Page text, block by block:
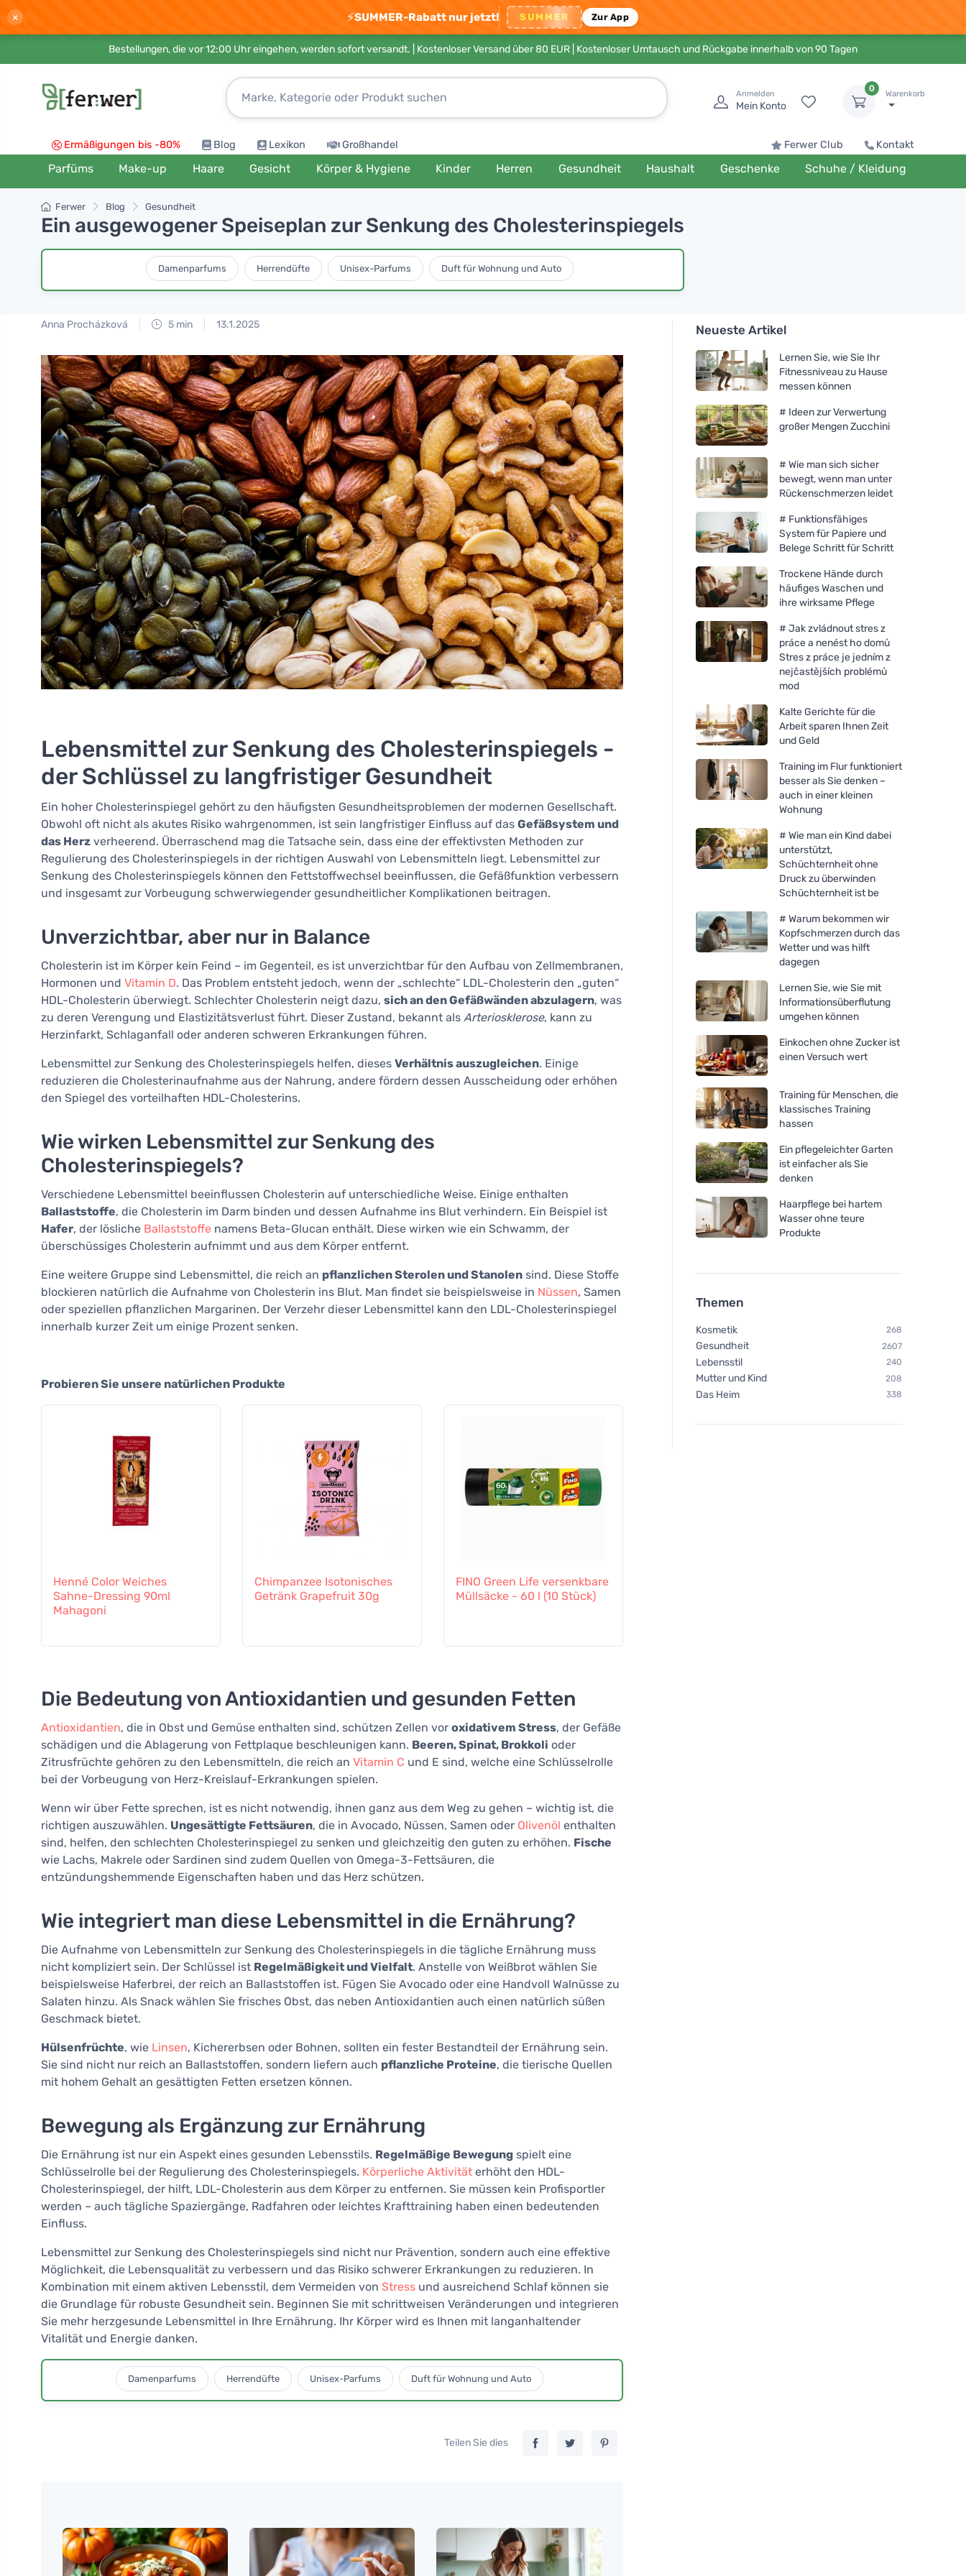
× ⚡SUMMER-Rabatt nur jetzt! SUMMER Zur App
Bestellungen, die vor 12:00 Uhr eingehen, werden sofort versandt. | Kostenloser Versand über 80 EUR | Kostenloser Umtausch und Rückgabe innerhalb von 90 Tagen
Anmelden
Mein Konto
0
Warenkorb
Ermäßigungen bis -80% Blog Lexikon Großhandel Ferwer Club Kontakt
Parfüms Make-up Haare Gesicht Körper & Hygiene Kinder Herren Gesundheit Haushalt Geschenke Schuhe / Kleidung
Ferwer Blog Gesundheit
Ein ausgewogener Speiseplan zur Senkung des Cholesterinspiegels
Damenparfums Herrendüfte Unisex-Parfums Duft für Wohnung und Auto
Anna Procházková 5 min 13.1.2025
Lebensmittel zur Senkung des Cholesterinspiegels -
der Schlüssel zu langfristiger Gesundheit
Ein hoher Cholesterinspiegel gehört zu den häufigsten Gesundheitsproblemen der modernen Gesellschaft.
Obwohl oft nicht als akutes Risiko wahrgenommen, ist sein langfristiger Einfluss auf das Gefäßsystem und
das Herz verheerend. Überraschend mag die Tatsache sein, dass eine der effektivsten Methoden zur
Regulierung des Cholesterinspiegels in der richtigen Auswahl von Lebensmitteln liegt. Lebensmittel zur
Senkung des Cholesterinspiegels können den Fettstoffwechsel beeinflussen, die Gefäßfunktion verbessern
und insgesamt zur Vorbeugung schwerwiegender gesundheitlicher Komplikationen beitragen.
Unverzichtbar, aber nur in Balance
Cholesterin ist im Körper kein Feind – im Gegenteil, es ist unverzichtbar für den Aufbau von Zellmembranen,
Hormonen und Vitamin D. Das Problem entsteht jedoch, wenn der „schlechte“ LDL-Cholesterin den „guten“
HDL-Cholesterin überwiegt. Schlechter Cholesterin neigt dazu, sich an den Gefäßwänden abzulagern, was
zu deren Verengung und Elastizitätsverlust führt. Dieser Zustand, bekannt als Arteriosklerose, kann zu
Herzinfarkt, Schlaganfall oder anderen schweren Erkrankungen führen.
Lebensmittel zur Senkung des Cholesterinspiegels helfen, dieses Verhältnis auszugleichen. Einige
reduzieren die Cholesterinaufnahme aus der Nahrung, andere fördern dessen Ausscheidung oder erhöhen
den Spiegel des vorteilhaften HDL-Cholesterins.
Wie wirken Lebensmittel zur Senkung des
Cholesterinspiegels?
Verschiedene Lebensmittel beeinflussen Cholesterin auf unterschiedliche Weise. Einige enthalten
Ballaststoffe, die Cholesterin im Darm binden und dessen Aufnahme ins Blut verhindern. Ein Beispiel ist
Hafer, der lösliche Ballaststoffe namens Beta-Glucan enthält. Diese wirken wie ein Schwamm, der
überschüssiges Cholesterin aufnimmt und aus dem Körper entfernt.
Eine weitere Gruppe sind Lebensmittel, die reich an pflanzlichen Sterolen und Stanolen sind. Diese Stoffe
blockieren natürlich die Aufnahme von Cholesterin ins Blut. Man findet sie beispielsweise in Nüssen, Samen
oder speziellen pflanzlichen Margarinen. Der Verzehr dieser Lebensmittel kann den LDL-Cholesterinspiegel
innerhalb kurzer Zeit um einige Prozent senken.
Probieren Sie unsere natürlichen Produkte
Henné Color Weiches
Sahne-Dressing 90ml
Mahagoni
Chimpanzee Isotonisches
Getränk Grapefruit 30g
FINO Green Life versenkbare
Müllsäcke - 60 l (10 Stück)
Die Bedeutung von Antioxidantien und gesunden Fetten
Antioxidantien, die in Obst und Gemüse enthalten sind, schützen Zellen vor oxidativem Stress, der Gefäße
schädigen und die Ablagerung von Fettplaque beschleunigen kann. Beeren, Spinat, Brokkoli oder
Zitrusfrüchte gehören zu den Lebensmitteln, die reich an Vitamin C und E sind, welche eine Schlüsselrolle
bei der Vorbeugung von Herz-Kreislauf-Erkrankungen spielen.
Wenn wir über Fette sprechen, ist es nicht notwendig, ihnen ganz aus dem Weg zu gehen – wichtig ist, die
richtigen auszuwählen. Ungesättigte Fettsäuren, die in Avocado, Nüssen, Samen oder Olivenöl enthalten
sind, helfen, den schlechten Cholesterinspiegel zu senken und gleichzeitig den guten zu erhöhen. Fische
wie Lachs, Makrele oder Sardinen sind zudem Quellen von Omega-3-Fettsäuren, die
entzündungshemmende Eigenschaften haben und das Herz schützen.
Wie integriert man diese Lebensmittel in die Ernährung?
Die Aufnahme von Lebensmitteln zur Senkung des Cholesterinspiegels in die tägliche Ernährung muss
nicht kompliziert sein. Der Schlüssel ist Regelmäßigkeit und Vielfalt. Anstelle von Weißbrot wählen Sie
beispielsweise Haferbrei, der reich an Ballaststoffen ist. Fügen Sie Avocado oder eine Handvoll Walnüsse zu
Salaten hinzu. Als Snack wählen Sie frisches Obst, das neben Antioxidantien auch einen natürlich süßen
Geschmack bietet.
Hülsenfrüchte, wie Linsen, Kichererbsen oder Bohnen, sollten ein fester Bestandteil der Ernährung sein.
Sie sind nicht nur reich an Ballaststoffen, sondern liefern auch pflanzliche Proteine, die tierische Quellen
mit hohem Gehalt an gesättigten Fetten ersetzen können.
Bewegung als Ergänzung zur Ernährung
Die Ernährung ist nur ein Aspekt eines gesunden Lebensstils. Regelmäßige Bewegung spielt eine
Schlüsselrolle bei der Regulierung des Cholesterinspiegels. Körperliche Aktivität erhöht den HDL-
Cholesterinspiegel, der hilft, LDL-Cholesterin aus dem Körper zu entfernen. Sie müssen kein Profisportler
werden – auch tägliche Spaziergänge, Radfahren oder leichtes Krafttraining haben einen bedeutenden
Einfluss.
Lebensmittel zur Senkung des Cholesterinspiegels sind nicht nur Prävention, sondern auch eine effektive
Möglichkeit, die Lebensqualität zu verbessern und das Risiko schwerer Erkrankungen zu reduzieren. In
Kombination mit einem aktiven Lebensstil, dem Vermeiden von Stress und ausreichend Schlaf können sie
die Grundlage für robuste Gesundheit sein. Beginnen Sie mit schrittweisen Veränderungen und integrieren
Sie mehr herzgesunde Lebensmittel in Ihre Ernährung. Ihr Körper wird es Ihnen mit langanhaltender
Vitalität und Energie danken.
Damenparfums Herrendüfte Unisex-Parfums Duft für Wohnung und Auto
Teilen Sie dies
Neueste Artikel
Lernen Sie, wie Sie Ihr
Fitnessniveau zu Hause
messen können
# Ideen zur Verwertung
großer Mengen Zucchini
# Wie man sich sicher
bewegt, wenn man unter
Rückenschmerzen leidet
# Funktionsfähiges
System für Papiere und
Belege Schritt für Schritt
Trockene Hände durch
häufiges Waschen und
ihre wirksame Pflege
# Jak zvládnout stres z
práce a nenést ho domů
Stres z práce je jedním z
nejčastějších problémů
mod
Kalte Gerichte für die
Arbeit sparen Ihnen Zeit
und Geld
Training im Flur funktioniert
besser als Sie denken –
auch in einer kleinen
Wohnung
# Wie man ein Kind dabei
unterstützt,
Schüchternheit ohne
Druck zu überwinden
Schüchternheit ist be
# Warum bekommen wir
Kopfschmerzen durch das
Wetter und was hilft
dagegen
Lernen Sie, wie Sie mit
Informationsüberflutung
umgehen können
Einkochen ohne Zucker ist
einen Versuch wert
Training für Menschen, die
klassisches Training
hassen
Ein pflegeleichter Garten
ist einfacher als Sie
denken
Haarpflege bei hartem
Wasser ohne teure
Produkte
Themen
Kosmetik 268
Gesundheit 2607
Lebensstil 240
Mutter und Kind 208
Das Heim 338